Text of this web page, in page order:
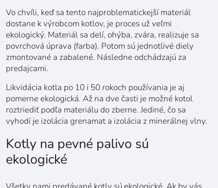
Vo chvíli, keď sa tento najproblematickejší materiál
dostane k výrobcom kotlov, je proces už veľmi
ekologický. Materiál sa delí, ohýba, zvára, realizuje sa
povrchová úprava (farba). Potom sú jednotlivé diely
zmontované a zabalené. Následne odchádzajú za
predajcami.
Likvidácia kotla po 10 i 50 rokoch používania je aj
pomerne ekologická. Až na dve časti je možné kotol
roztriediť podľa materiálu do zberne. Jediné, čo sa
vyhodí je izolácia grenamat a izolácia z minerálnej vlny.
Kotly na pevné palivo sú
ekologické